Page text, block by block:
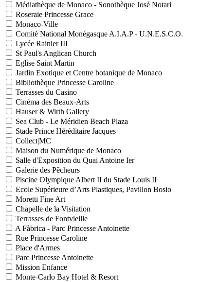
Médiathèque de Monaco - Sonothèque José Notari
Roseraie Princesse Grace
Monaco-Ville
Comité National Monégasque A.I.A.P - U.N.E.S.C.O.
Lycée Rainier III
St Paul's Anglican Church
Eglise Saint Martin
Jardin Exotique et Centre botanique de Monaco
Bibliothèque Princesse Caroline
Terrasses du Casino
Cinéma des Beaux-Arts
Hauser & Wirth Gallery
Sea Club - Le Méridien Beach Plaza
Stade Prince Héréditaire Jacques
Collect|MC
Maison du Numérique de Monaco
Salle d'Exposition du Quai Antoine Ier
Galerie des Pêcheurs
Piscine Olympique Albert II du Stade Louis II
Ecole Supérieure d’Arts Plastiques, Pavillon Bosio
Moretti Fine Art
Chapelle de la Visitation
Terrasses de Fontvieille
A Fàbrica - Parc Princesse Antoinette
Rue Princesse Caroline
Place d'Armes
Parc Princesse Antoinette
Mission Enfance
Monte-Carlo Bay Hotel & Resort